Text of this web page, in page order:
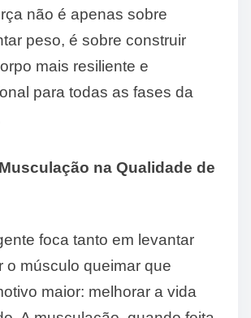
não é apenas sobre
peso, é sobre construir
mais resiliente e
para todas as fases da
na Qualidade de
foca tanto em levantar
o músculo queimar que
maior: melhorar a vida